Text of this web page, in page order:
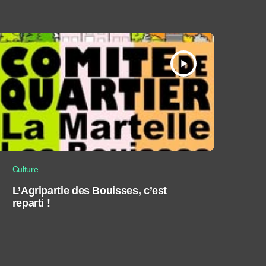
play_arrow
Culture
L’Agripartie des Bouisses, c’est
reparti !